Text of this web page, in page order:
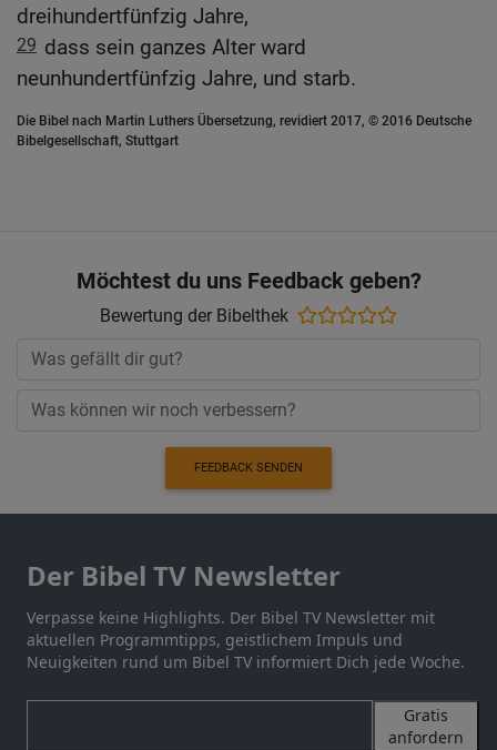
dreihundertfünfzig Jahre,
29 dass sein ganzes Alter ward
neunhundertfünfzig Jahre, und starb.
Die Bibel nach Martin Luthers Übersetzung, revidiert 2017, © 2016 Deutsche
Bibelgesellschaft, Stuttgart
Möchtest du uns Feedback geben?
Bewertung der Bibelthek
FEEDBACK SENDEN
Der Bibel TV Newsletter
Verpasse keine Highlights. Der Bibel TV Newsletter mit
aktuellen Programmtipps, geistlichem Impuls und
Neuigkeiten rund um Bibel TV informiert Dich jede Woche.
Gratis
anfordern